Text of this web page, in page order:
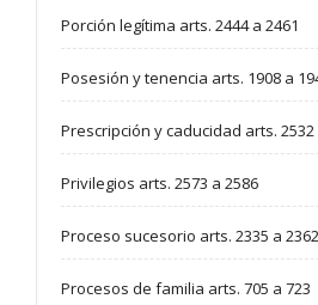
Porción legítima arts. 2444 a 2461
Posesión y tenencia arts. 1908 a
Prescripción y caducidad arts. 2532
Privilegios arts. 2573 a 2586
Proceso sucesorio arts. 2335 a 2362
Procesos de familia arts. 705 a 723